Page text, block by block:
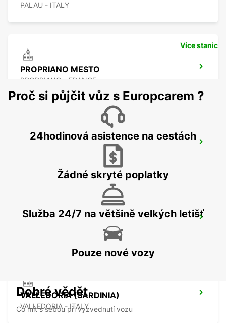
PALAU - ITALY
PROPRIANO MESTO
PROPRIANO - FRANCE
BAIA SARDINIA (SARDINIA)
PORTO CERVO (SARDINIA)
VALLEDORIA (SARDINIA)
VALLEDORIA - ITALY
Více stanic
Proč si půjčit vůz s Europcarem ?
24hodinová asistence na cestách
Žádné skryté poplatky
Služba 24/7 na většině velkých letišť
Pouze nové vozy
Dobré vědět
Co mít s sebou při vyzvednutí vozu